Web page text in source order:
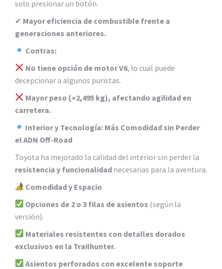
solo presionar un botón.
✔ Mayor eficiencia de combustible frente a
generaciones anteriores.
Contras:
No tiene opción de motor V6, lo cual puede
decepcionar a algunos puristas.
Mayor peso (+2,495 kg), afectando agilidad en
carretera.
Interior y Tecnología: Más Comodidad sin Perder
el ADN Off-Road
Toyota ha mejorado la calidad del interior sin perder la
resistencia y funcionalidad necesarias para la aventura.
Comodidad y Espacio
Opciones de 2 o 3 filas de asientos (según la
versión).
Materiales resistentes con detalles dorados
exclusivos en la Trailhunter.
Asientos perforados con excelente soporte